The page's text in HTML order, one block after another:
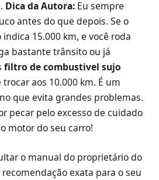
Dica da Autora: Eu sempre
antes do que depois. Se o
15.000 km, e você roda
bastante trânsito ou já
filtro de combustivel sujo
trocar aos 10.000 km. É um
que evita grandes problemas.
pecar pelo excesso de cuidado
motor do seu carro!
o manual do proprietário do
exata para o seu